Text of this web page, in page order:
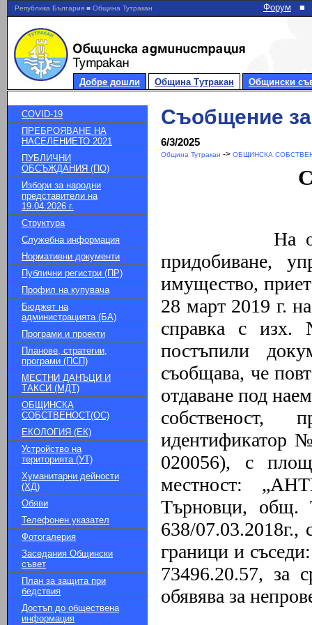
Република България ■ Община Тутракан Форум ■
Добре дошли Община Тутракан Общински
COVID-19
ПРЕБРОЯВАНЕ НА
НАСЕЛЕНИЕТО 2021
ПУБЛИЧНИ
ОБСЪЖДАНИЯ (ПО)
Избори за народни
представители на
19.04.2026 г.
Структура
Служебна информация
Нормативни документи
Публични регистри (ПР)
Профил на купувача
Бюджет на
администрацията (БА)
Програми и проекти
Планове, стратегии,
програми (ПСП)
МЕСТНИ ДАНЪЦИ И
ТАКСИ (МДТ)
ОБЩИНСКА
СОБСТВЕНОСТ(ОС)
ЕКОЛОГИЯ (ЕК)
Устройство на
територията (УТ)
Хуманитарни дейности
(ХД)
Обяви
Телефонен указател
Фотогалерия
Заседания Общински
съвет
План за защита при
бедствия
Достъп до обществена
информация
Съобщение
6/3/2025
Община Тутракан -> ОБЩИНСКА
На
придобиване,
имущество,
28 март 2019 г.
справка с
постъпили
съобщава, че
отдаване под
собственост,
идентификатор
020056), с
местност:
Търновци, общ.
638/
граници и
73496.20.57, за
обявява за